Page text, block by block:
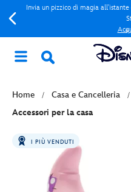
Invia un pizzico di magia
Home Casa e Cancelleria
Accessori per la casa
I PIÙ VENDUTI